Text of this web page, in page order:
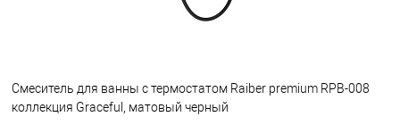
Cмеситель для ванны с термостатом Raiber premium RPB-008
коллекция Graceful, матовый черный